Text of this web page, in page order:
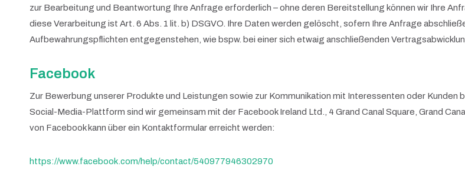
zur Bearbeitung und Beantwortung Ihre Anfrage erforderlich – ohne deren Bereitstellung können wir Ihre
diese Verarbeitung ist Art. 6 Abs. 1 lit. b) DSGVO. Ihre Daten werden gelöscht, sofern Ihre Anfrage
Aufbewahrungspflichten entgegenstehen, wie bspw. bei einer sich etwaig anschließenden
Facebook
Zur Bewerbung unserer Produkte und Leistungen sowie zur Kommunikation mit Interessenten oder
Social-Media-Plattform sind wir gemeinsam mit der Facebook Ireland Ltd., 4 Grand Canal Square, Grand
von Facebook kann über ein Kontaktformular erreicht werden:
https://www.facebook.com/help/contact/540977946302970